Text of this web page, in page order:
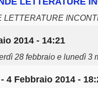
LETTERATURE
2014 - 14:21
28 febbraio e lunedì 3
- 4 Febbraio 2014 -